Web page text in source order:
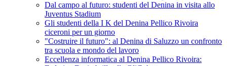
Dal campo al futuro: studenti del Denina in visita allo
Juventus Stadium
Gli studenti della I K del Denina Pellico Rivoira
ciceroni per un giorno
"Costruire il futuro": al Denina di Saluzzo un confronto
tra scuola e mondo del lavoro
Eccellenza informatica al Denina Pellico Rivoira: